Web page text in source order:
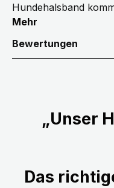
Hundehalsband
Mehr
Bewertungen
„Unser
Das